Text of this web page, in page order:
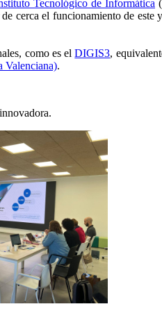
Tecnológico de Informática
cerca el funcionamiento de este
como es elDIGIS3,
Valenciana).